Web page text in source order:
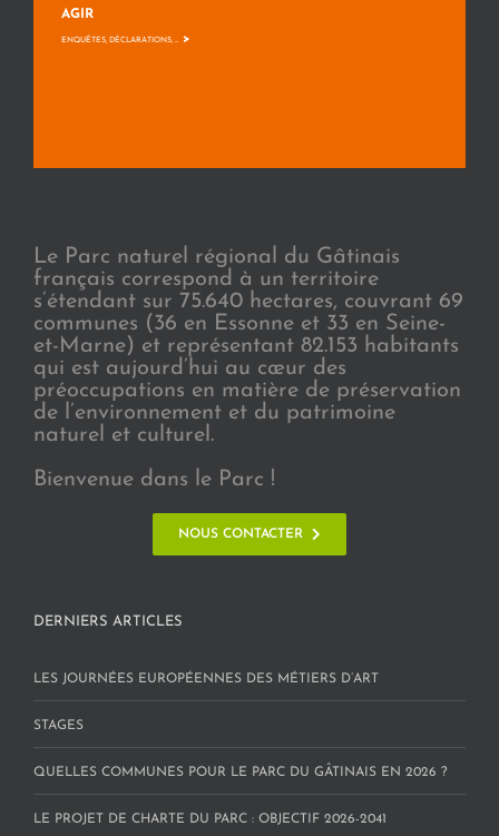
AGIR
ENQUÊTES, DÉCLARATIONS, ... >
Le Parc naturel régional du Gâtinais
français correspond à un territoire
s’étendant sur 75.640 hectares, couvrant 69
communes (36 en Essonne et 33 en Seine-
et-Marne) et représentant 82.153 habitants
qui est aujourd’hui au cœur des
préoccupations en matière de préservation
de l’environnement et du patrimoine
naturel et culturel.
Bienvenue dans le Parc !
NOUS CONTACTER
DERNIERS ARTICLES
LES JOURNÉES EUROPÉENNES DES MÉTIERS D’ART
STAGES
QUELLES COMMUNES POUR LE PARC DU GÂTINAIS EN 2026 ?
LE PROJET DE CHARTE DU PARC : OBJECTIF 2026-2041